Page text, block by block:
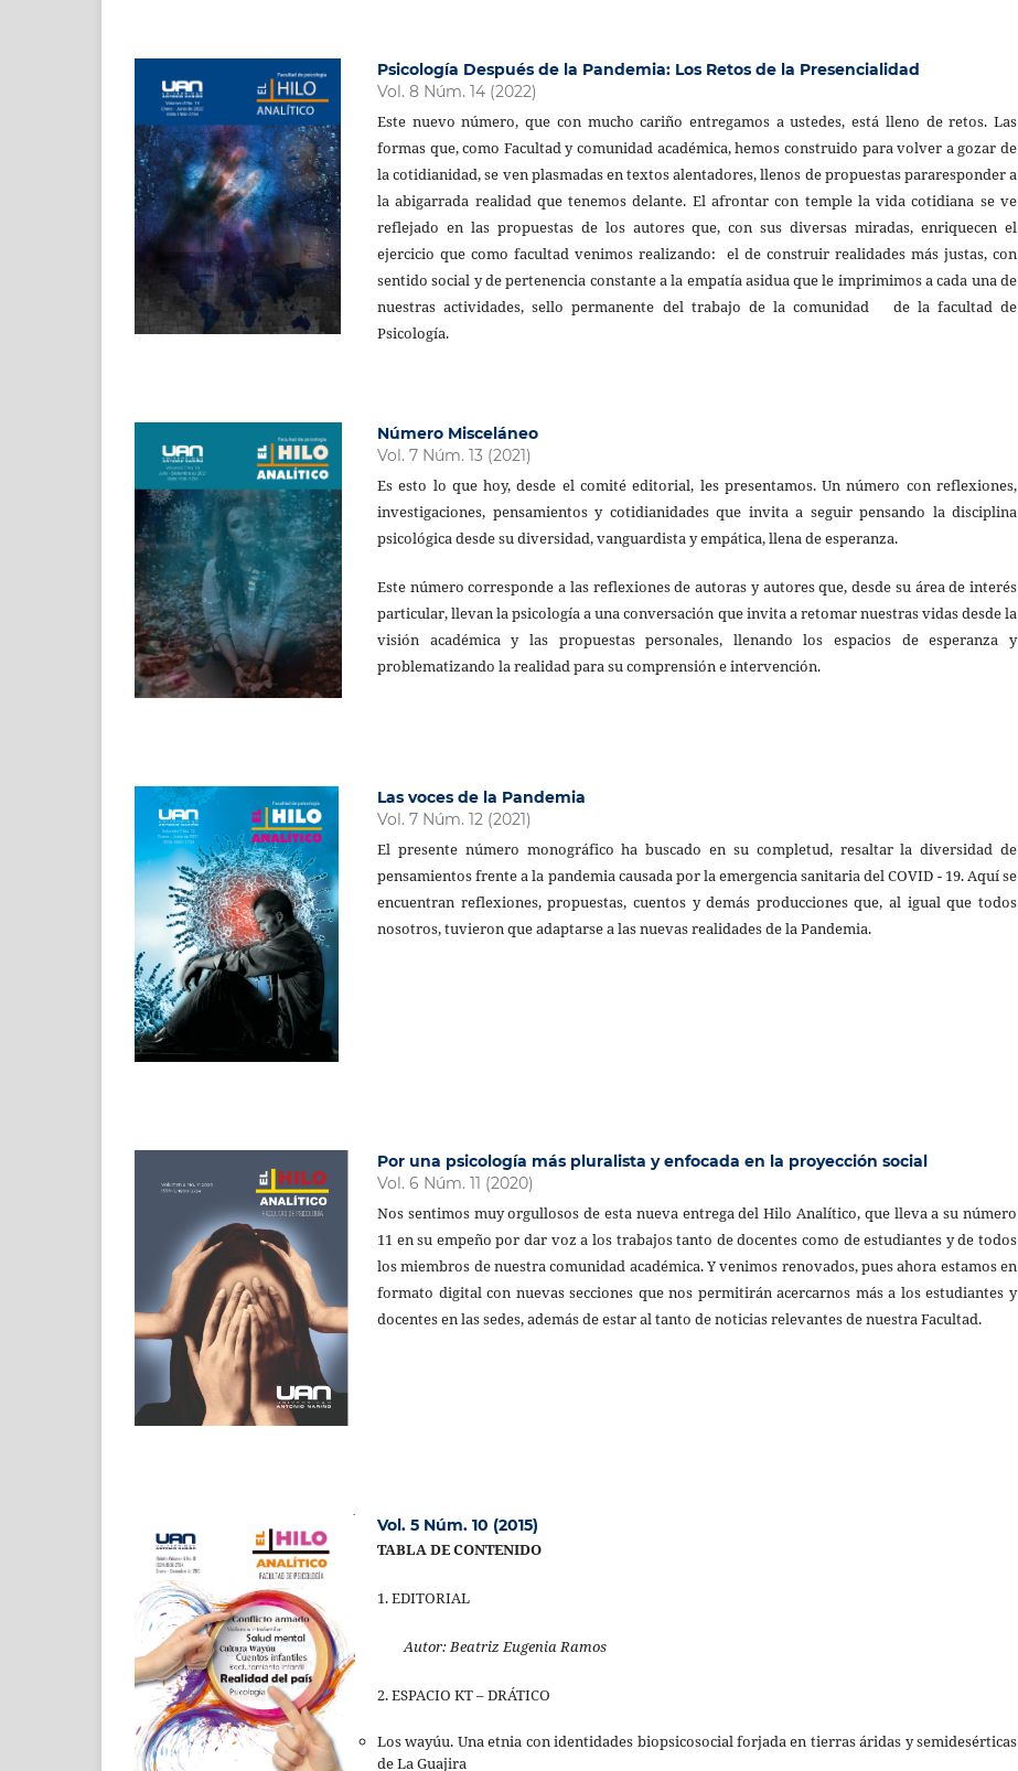
Psicología Después de la Pandemia: Los Retos de la Presencialidad
Vol. 8 Núm. 14 (2022)
Este nuevo número, que con mucho cariño entregamos a ustedes, está lleno de retos. Las
formas que, como Facultad y comunidad académica, hemos construido para volver a gozar de
la cotidianidad, se ven plasmadas en textos alentadores, llenos de propuestas pararesponder a
la abigarrada realidad que tenemos delante. El afrontar con temple la vida cotidiana se ve
reflejado en las propuestas de los autores que, con sus diversas miradas, enriquecen el
ejercicio que como facultad venimos realizando: el de construir realidades más justas, con
sentido social y de pertenencia constante a la empatía asidua que le imprimimos a cada una de
nuestras actividades, sello permanente del trabajo de la comunidad de la facultad de
Psicología.
Número Misceláneo
Vol. 7 Núm. 13 (2021)
Es esto lo que hoy, desde el comité editorial, les presentamos. Un número con reflexiones,
investigaciones, pensamientos y cotidianidades que invita a seguir pensando la disciplina
psicológica desde su diversidad, vanguardista y empática, llena de esperanza.
Este número corresponde a las reflexiones de autoras y autores que, desde su área de interés
particular, llevan la psicología a una conversación que invita a retomar nuestras vidas desde la
visión académica y las propuestas personales, llenando los espacios de esperanza y
problematizando la realidad para su comprensión e intervención.
Las voces de la Pandemia
Vol. 7 Núm. 12 (2021)
El presente número monográfico ha buscado en su completud, resaltar la diversidad de
pensamientos frente a la pandemia causada por la emergencia sanitaria del COVID - 19. Aquí se
encuentran reflexiones, propuestas, cuentos y demás producciones que, al igual que todos
nosotros, tuvieron que adaptarse a las nuevas realidades de la Pandemia.
Por una psicología más pluralista y enfocada en la proyección social
Vol. 6 Núm. 11 (2020)
Nos sentimos muy orgullosos de esta nueva entrega del Hilo Analítico, que lleva a su número
11 en su empeño por dar voz a los trabajos tanto de docentes como de estudiantes y de todos
los miembros de nuestra comunidad académica. Y venimos renovados, pues ahora estamos en
formato digital con nuevas secciones que nos permitirán acercarnos más a los estudiantes y
docentes en las sedes, además de estar al tanto de noticias relevantes de nuestra Facultad.
Vol. 5 Núm. 10 (2015)
TABLA DE CONTENIDO
1. EDITORIAL
Autor:Beatriz Eugenia Ramos
2. ESPACIO KT – DRÁTICO
Los wayúu. Una etnia con identidades biopsicosocial forjada en tierras áridas y semidesérticas
de La Guajira